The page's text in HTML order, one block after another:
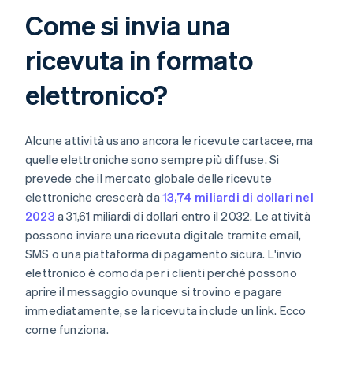
Come si invia una
ricevuta in formato
elettronico?
Alcune attività usano ancora le ricevute cartacee, ma
quelle elettroniche sono sempre più diffuse. Si
prevede che il mercato globale delle ricevute
elettroniche crescerà da13,74 miliardi di dollari nel
2023 a 31,61 miliardi di dollari entro il 2032. Le attività
possono inviare una ricevuta digitale tramite email,
SMS o una piattaforma di pagamento sicura. L'invio
elettronico è comoda per i clienti perché possono
aprire il messaggio ovunque si trovino e pagare
immediatamente, se la ricevuta include un link. Ecco
come funziona.